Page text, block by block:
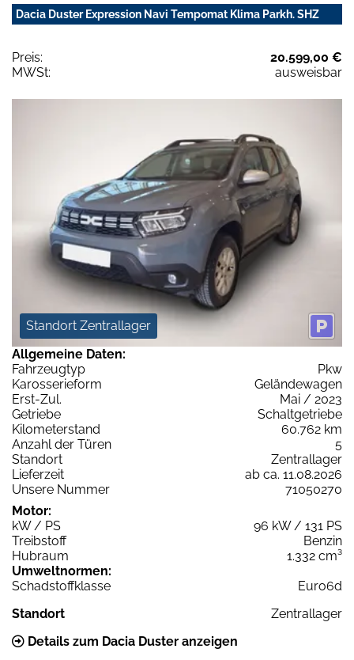
Dacia Duster Expression Navi Tempomat Klima Parkh. SHZ
Preis:
20.599,00 €
MWSt:
ausweisbar
Standort Zentrallager
Allgemeine Daten:
Fahrzeugtyp
Pkw
Karosserieform
Geländewagen
Erst-Zul.
Mai / 2023
Getriebe
Schaltgetriebe
Kilometerstand
60.762 km
Anzahl der Türen
5
Standort
Zentrallager
Lieferzeit
ab ca. 11.08.2026
Unsere Nummer
71050270
Motor:
kW / PS
96 kW / 131 PS
Treibstoff
Benzin
Hubraum
1.332 cm³
Umweltnormen:
Schadstoffklasse
Euro6d
Standort
Zentrallager
Details zum Dacia Duster anzeigen